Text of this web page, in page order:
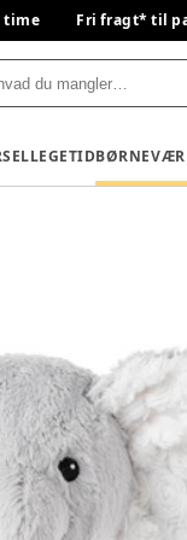
time Fri fragt* til
LEGETID